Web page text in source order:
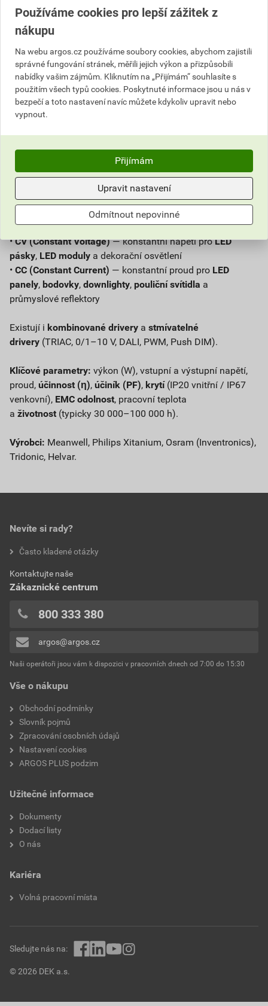
LED driver
měnič) je elektronický zdroj, který převádísíťové napětí
230 V ACna stabilizované nízké napětí (12 V, 24 V, 36 V, 48
V DC) nebo přímo nakonstantní proud(350 mA, 500 mA,
700 mA, 1 050 mA…). Ten potřebují LED čipy pro správnou
funkci a
tok
, přehřívá se a může blikat ( flicker
elektroniku. LED diody vyžadujístejnosměrný proud (DC)s
velmi přesně udržovanou hodnotou.
•CV (Constant Voltage)— konstantní napětí proLED
pásky, LED moduly a dekorační osvětlení
• CC (Constant Current) — konstantní proud pro LED
panely, bodovky, downlighty, pouliční svítidla a
průmyslové reflektory
Existují i kombinované drivery a stmívatelné
drivery (TRIAC, 0/1–10 V, DALI, PWM, Push DIM).
Klíčové parametry: výkon (W), vstupní a výstupní napětí,
proud, účinnost (η), účiník (PF), krytí(IP20 vnitřní / IP67
venkovní), EMC odolnost, pracovní teplota
a životnost (typicky 30 000–100 000 h).
Výrobci: Meanwell, Philips Xitanium, Osram (Inventronics),
Tridonic, Helvar.
Vše o nákupu
Obchodní podmínky
Slovník pojmů
Zpracování osobních údajů
Nastavení cookies
ARGOS PLUS podzim
Užitečné informace
Dokumenty
Dodací listy
O nás
Kariéra
Volná pracovní místa
Nevíte si rady?
Často kladené otázky
Kontaktujte naše
Zákaznické centrum
800 333 380
argos@argos.cz
Naši operátoři jsou vám k dispozici v pracovních dnech od 7:00 do 15:30
© 2026 DEK a.s.
Sledujte nás na:
Používáme cookies pro lepší zážitek z
nákupu
Na webu argos.cz používáme soubory cookies, abychom zajistili
správné fungování stránek, měřili jejich výkon a přizpůsobili
nabídky vašim zájmům. Kliknutím na „Přijímám“ souhlasíte s
použitím všech typů cookies. Poskytnuté informace jsou u nás v
bezpečí a toto nastavení navíc můžete kdykoliv upravit nebo
vypnout.
Přijímám
Upravit nastavení
Odmítnout nepovinné